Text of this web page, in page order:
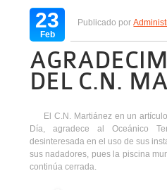
23
Feb
Publicado por
DEL C.N.
El C.N. Martiánez en un
Día, agradece al Oceánico
desinteresada en el uso de sus
sus nadadores, pues la piscina
continúa cerrada.